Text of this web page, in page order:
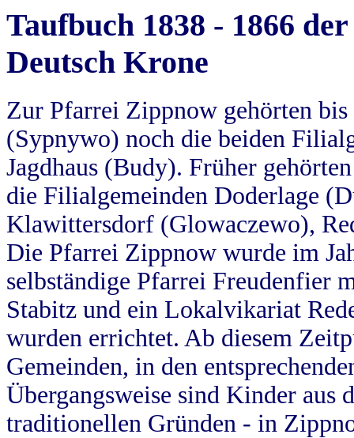
Taufbuch 1838 - 1866
Deutsch Krone
Zur Pfarrei Zippnow gehörten
(Sypnywo) noch die beiden
Jagdhaus (Budy). Früher
die Filialgemeinden Doderlage
Klawittersdorf (Glowaczewo),
Die Pfarrei Zippnow wurde im
selbständige Pfarrei Freudenfier
Stabitz und ein Lokalvikariat
wurden errichtet. Ab diesem
Gemeinden, in den
Übergangsweise sind Kinder aus
traditionellen Gründen - in